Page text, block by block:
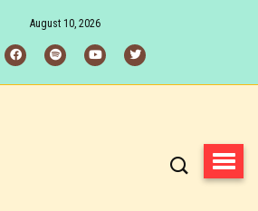
August 10, 2026